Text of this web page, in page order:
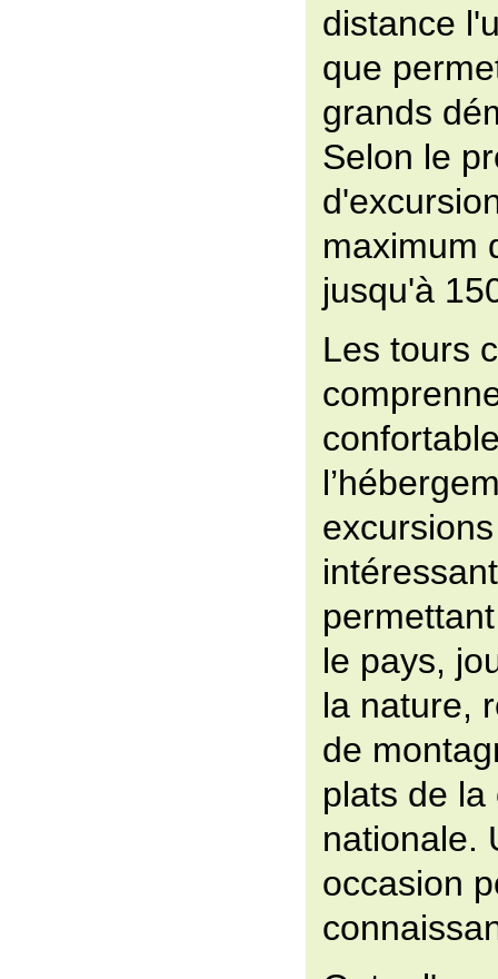
distance
que
grands
Selon le
maximum
jusqu'à
Les tours
permettant
le pays,
la nature,
de
plats de la
nationale.
occasion